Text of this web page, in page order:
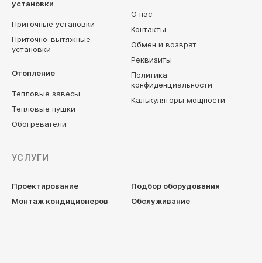
установки
Приточные установки
Приточно-вытяжные
установки
Отопление
Тепловые завесы
Тепловые пушки
Обогреватели
О нас
Контакты
Обмен и возврат
Реквизиты
Политика
конфиденциальности
Калькуляторы мощности
УСЛУГИ
Проектирование
Подбор оборудования
Монтаж кондиционеров
Обслуживание